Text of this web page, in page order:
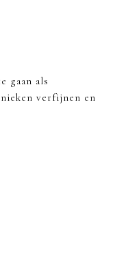
gaan als
verfijnen en